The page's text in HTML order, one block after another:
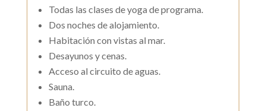
Todas las clases de yoga de programa.
Dos noches de alojamiento.
Habitación con vistas al mar.
Desayunos y cenas.
Acceso al circuito de aguas.
Sauna.
Baño turco.